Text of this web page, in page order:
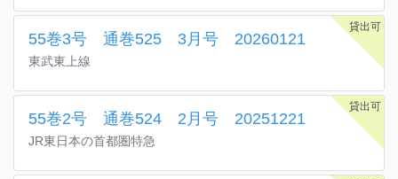
貸出可
55巻3号 通巻525 3月号 20260121
東武東上線
貸出可
55巻2号 通巻524 2月号 20251221
JR東日本の首都圏特急